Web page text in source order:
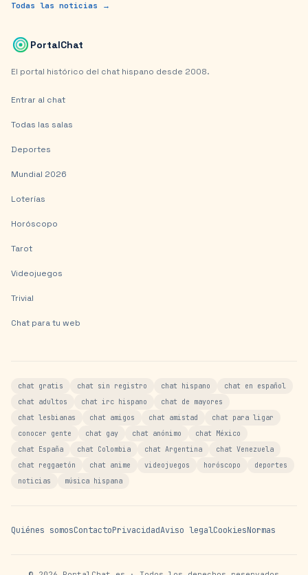
Todas las noticias →
PortalChat
El portal histórico del chat hispano desde 2008.
Entrar al chat
Todas las salas
Deportes
Mundial 2026
Loterías
Horóscopo
Tarot
Videojuegos
Trivial
Chat para tu web
chat gratis chat sin registro chat hispano
chat en español
chat adultos
chat irc hispano
chat de mayores
chat lesbianas
chat amigos chat amistad
chat para ligar
conocer gente
chat gay chat anónimo
chat México
chat España
chat Colombia chat Argentina
chat Venezuela
chat reggaetón
chat anime videojuegos horóscopo
deportes
noticias
música hispana
Quiénes somosContactoPrivacidadAviso legalCookiesNormas